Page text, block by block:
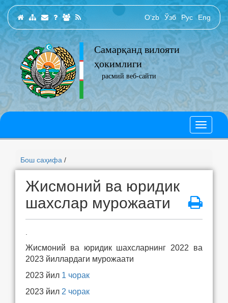
O‘zb Ўзб Рус Eng
Самарқанд вилояти
ҳокимлиги
расмий веб-сайти
Бош саҳифа /
Жисмоний ва юридик
шахслар мурожаати
Жисмоний ва юридик шахсларнинг 2022 ва
2023 йиллардаги мурожаати
2023 йил 1 чорак
2023 йил 2 чорак